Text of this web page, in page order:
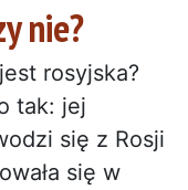
nie?
rosyjska?
tak: jej
się z Rosji
się w